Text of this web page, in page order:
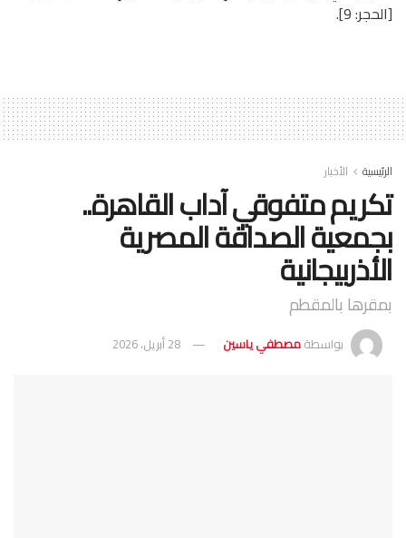
[الحجر: 9].
الرئيسية الأخبار
تكريم متفوقي آداب القاهرة..
بجمعية الصداقة المصرية
الأذربيجانية
بمقرها بالمقطم
بواسطةمصطفي ياسين 28 أبريل، 2026